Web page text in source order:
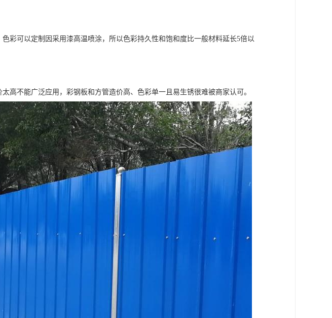
彩可以定制因采用漆高温喷涂，所以色彩持久性和饱和度比一般材料延长5倍以
高不能广泛应用，彩钢板和方管造价高、色彩单一且易生锈很难被商家认可。